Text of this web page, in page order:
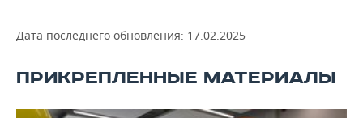
Дата последнего обновления: 17.02.2025
ПРИКРЕПЛЕННЫЕ МАТЕРИАЛЫ